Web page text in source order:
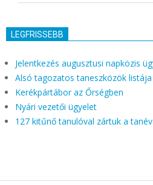
LEGFRISSEBB
Jelentkezés augusztusi napközis
Alsó tagozatos taneszközök listája
Kerékpártábor az Őrségben
Nyári vezetői ügyelet
127 kitűnő tanulóval zártuk a